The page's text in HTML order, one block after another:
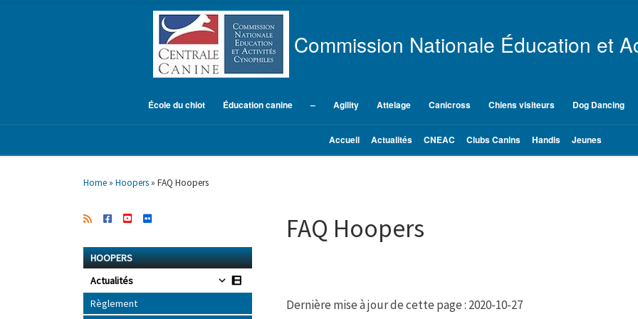
Accueil Actualités CNEAC Clubs Canins Handis Jeunes
Commission Nationale Éducation et
École du chiot Éducation canine – Agility Attelage Canicross Chiens visiteurs Dog Dancing
Home » Hoopers » FAQ Hoopers
FAQ Hoopers
Dernière mise à jour de cette page : 2020-10-27
HOOPERS
Actualités
Règlement